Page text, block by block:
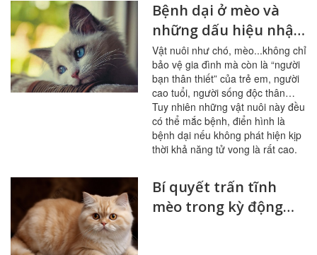
Bệnh dại ở mèo và
những dấu hiệu nhận
biết
Vật nuôi như chó, mèo...không chỉ
bảo vệ gia đình mà còn là “người
bạn thân thiết” của trẻ em, người
cao tuổi, người sống độc thân…
Tuy nhiên những vật nuôi này đều
có thể mắc bệnh, điển hình là
bệnh dại nếu không phát hiện kịp
thời khả năng tử vong là rất cao.
Bí quyết trấn tĩnh
mèo trong kỳ động